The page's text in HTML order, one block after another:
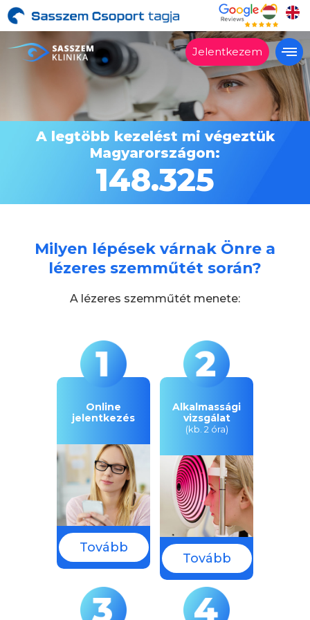
Jelentkezem
Bin ich geeignet?
Behandlungen
Preise
Warum die Klinik
Schritt für Schritt
A legtöbb kezelést mi végeztük
Magyarországon:
148.325
Milyen lépések várnak Önre a
lézeres szemműtét során?
A lézeres szemműtét menete:
Online
jelentkezés
Tovább
Alkalmassági
vizsgálat
(kb. 2 óra)
Tovább